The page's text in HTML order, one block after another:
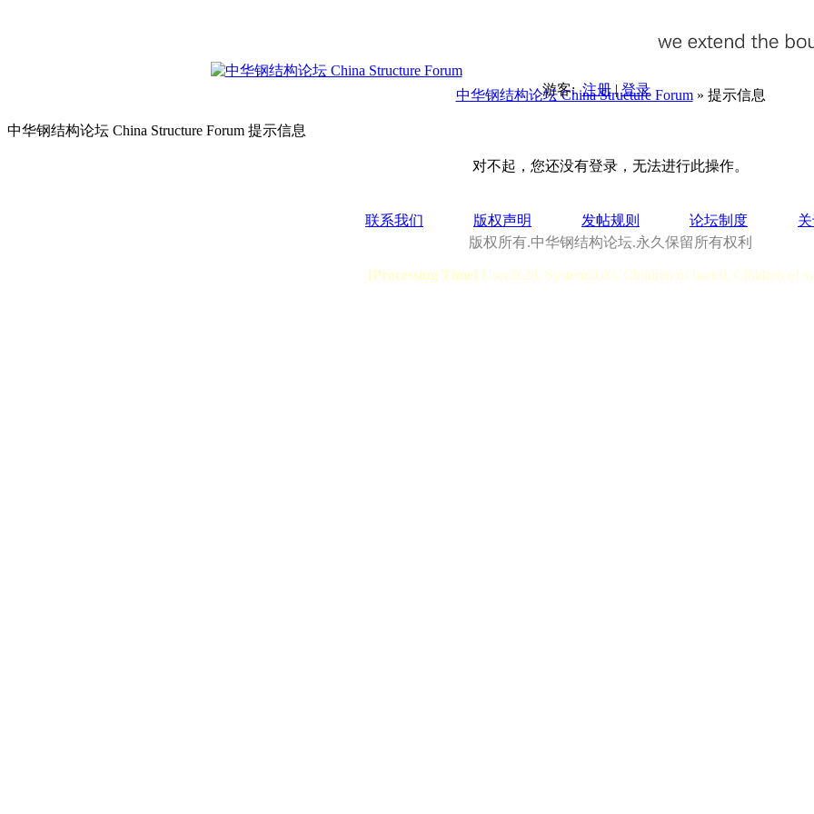
游客:注册|登录
中华钢结构论坛 China Structure Forum» 提示信息
中华钢结构论坛 China Structure Forum 提示信息
对不起，您还没有登录，无法进行此操作。
联系我们 版权声明 发帖规则 论坛制度
版权所有.中华钢结构论坛.永久保留所有权利
[Processing Time] User:0.28, System:0.03, Children of user:0, Children of